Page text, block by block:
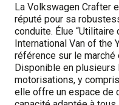
La Volkswagen Crafter
réputé pour sa
conduite. Élue “Utilitaire
International Van of the
référence sur le
Disponible en plusieurs
motorisations, y
elle offre un espace de